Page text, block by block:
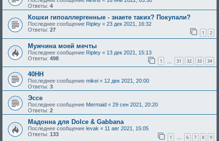
Ответы: 4
Кошки гипоаллергенные - знаете таких? Покупали?
Последнее сообщение Ripley « 23 дек 2021, 16:32
Ответы: 27 1 2
Мужчина моей мечты
Последнее сообщение Ripley « 13 дек 2021, 15:13
Ответы: 498 1 31 32 33 34
40HH
Последнее сообщение mikei « 12 дек 2021, 20:00
Ответы: 3
Эссе
Последнее сообщение Mermaid « 29 сен 2021, 20:20
Ответы: 2
Мадонна для Dolce & Gabbana
Последнее сообщение levak « 11 авг 2021, 15:05
Ответы: 133 1 … 6 7 8 9